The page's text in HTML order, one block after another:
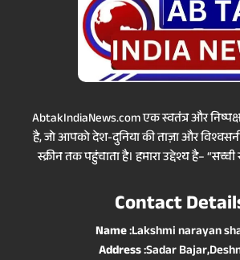
AbtakIndiaNews.com एक स्वतंत्र और निष्पक्ष
है, जो आपको देश-दुनिया की ताज़ा और
स्क्रीन तक पहुंचाता है। हमारा उद्देश्य है–
Contact
Name:Lakshmi narayan
Address:Sadar